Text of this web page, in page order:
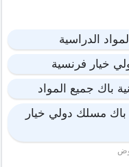
الدراسية
خيار فرنسية
باك جميع المواد
مسلك دولي خيار